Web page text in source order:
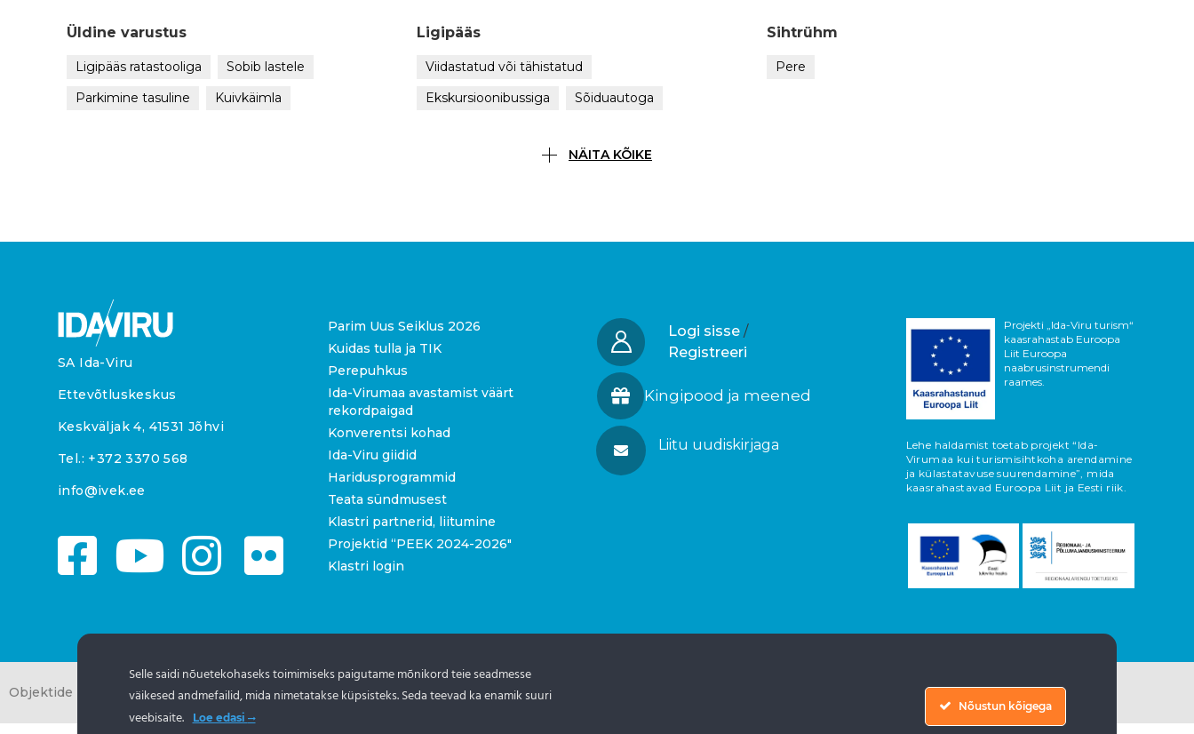
Üldine varustus
Ligipääs ratastooliga
Sobib lastele
Parkimine tasuline
Kuivkäimla
Ligipääs
Viidastatud või tähistatud
Ekskursioonibussiga
Sõiduautoga
Sihtrühm
Pere
NÄITA KÕIKE
SA Ida-Viru
Ettevõtluskeskus
Keskväljak 4, 41531 Jõhvi
Tel.: +372 3370 568
info@ivek.ee
Parim Uus Seiklus 2026
Kuidas tulla ja TIK
Perepuhkus
Ida-Virumaa avastamist väärt
rekordpaigad
Konverentsi kohad
Ida-Viru giidid
Haridusprogrammid
Teata sündmusest
Klastri partnerid, liitumine
Projektid “PEEK 2024-2026″
Klastri login
Logi sisse /
Registreeri
Kingipood ja meened
Liitu uudiskirjaga
Projekti „Ida-Viru turism“
kaasrahastab Euroopa
Liit Euroopa
naabrusinstrumendi
raames.
Lehe haldamist toetab projekt “Ida-
Virumaa kui turismisihtkoha arendamine
ja külastatavuse suurendamine”, mida
kaasrahastavad Euroopa Liit ja Eesti riik.
Objektide info pärineb Eesti turismiportaalistwww.puhkaeestis.ee
Selle saidi nõuetekohaseks toimimiseks paigutame mõnikord teie seadmesse
väikesed andmefailid, mida nimetatakse küpsisteks. Seda teevad ka enamik suuri
veebisaite.
Loe edasi
Nõustun kõigega